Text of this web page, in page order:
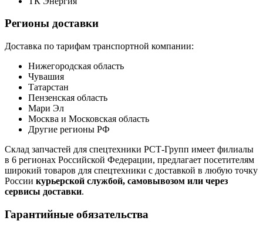
Регионы доставки
Доставка по тарифам транспортной компании:
Нижегородская область
Чувашия
Татарстан
Пензенская область
Мари Эл
Москва и Московская область
Другие регионы РФ
Склад запчастей для спецтехники РСТ-Групп имеет филиалы
в 6 регионах Российской Федерации, предлагает посетителям
широкий товаров для спецтехники с доставкой в любую точку
России курьерской службой, самовывозом или через
сервисы доставки.
Гарантийные обязательства